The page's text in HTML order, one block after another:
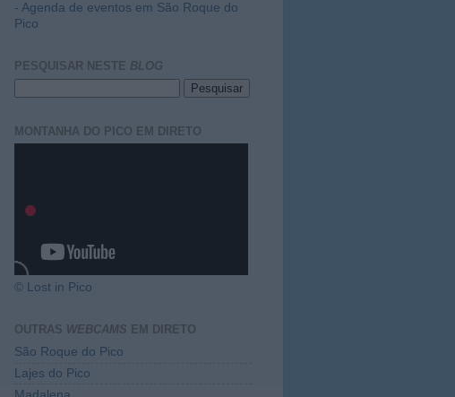
- Agenda de eventos em São Roque do
Pico
PESQUISAR NESTE BLOG
MONTANHA DO PICO EM DIRETO
© Lost in Pico
OUTRAS WEBCAMS EM DIRETO
São Roque do Pico
Lajes do Pico